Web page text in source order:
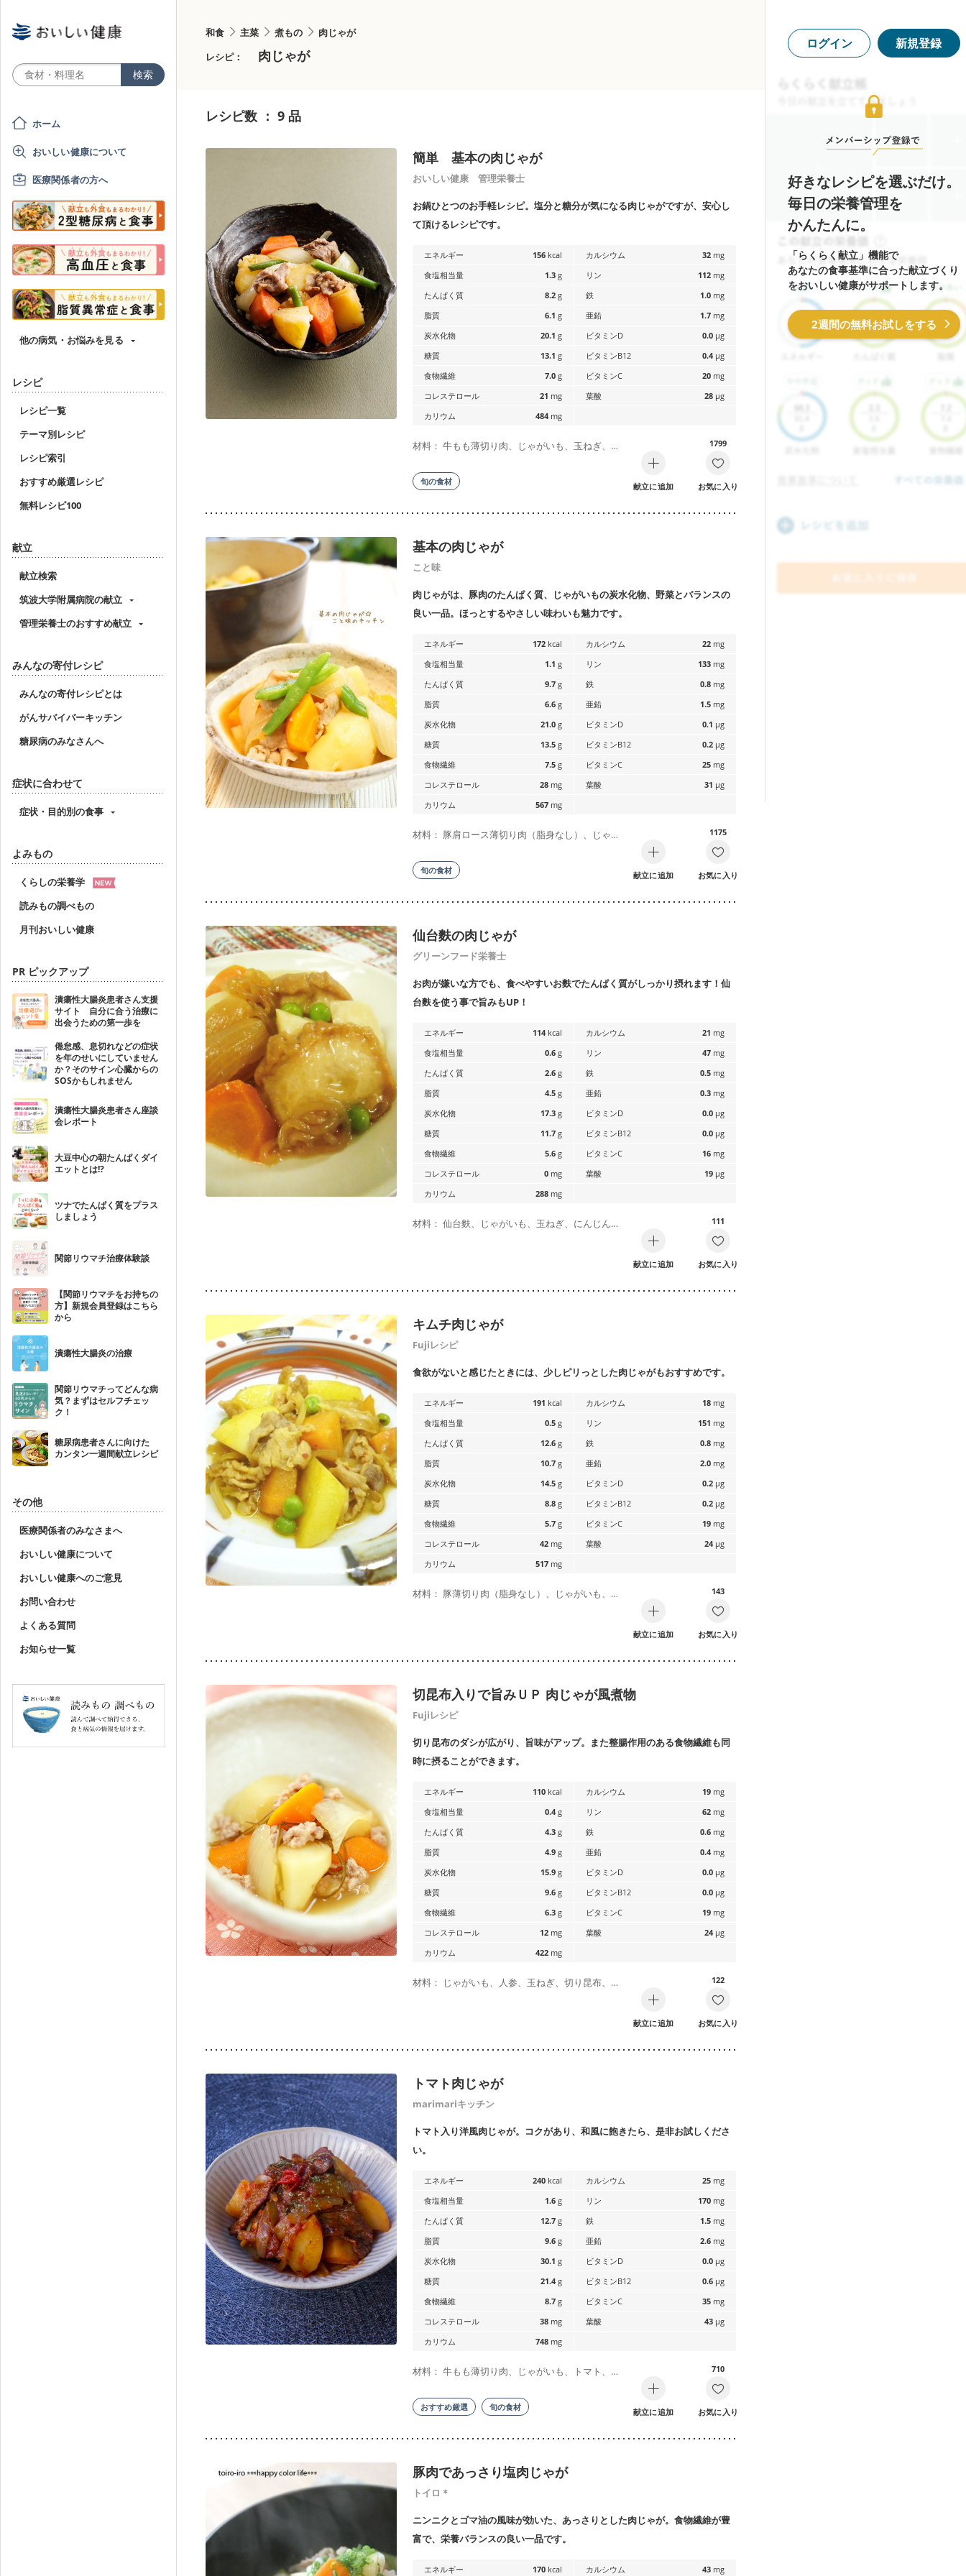
ホーム
おいしい健康について
医療関係者の方へ
他の病気・お悩みを見る
レシピ
レシピ一覧
テーマ別レシピ
レシピ索引
おすすめ厳選レシピ
無料レシピ100
献立
献立検索
筑波大学附属病院の献立
管理栄養士のおすすめ献立
みんなの寄付レシピ
みんなの寄付レシピとは
がんサバイバーキッチン
糖尿病のみなさんへ
症状に合わせて
症状・目的別の食事
よみもの
くらしの栄養学
読みもの調べもの
月刊おいしい健康
PR ピックアップ
潰瘍性大腸炎患者さん支援
サイト 自分に合う治療に
出会うための第一歩を
倦怠感、息切れなどの症状
を年のせいにしていません
か？そのサイン心臓からの
SOSかもしれません
潰瘍性大腸炎患者さん座談
会レポート
大豆中心の朝たんぱくダイ
エットとは!?
ツナでたんぱく質をプラス
しましょう
関節リウマチ治療体験談
【関節リウマチをお持ちの
方】新規会員登録はこちら
から
潰瘍性大腸炎の治療
関節リウマチってどんな病
気？まずはセルフチェッ
ク！
糖尿病患者さんに向けた
カンタン一週間献立レシピ
その他
医療関係者のみなさまへ
おいしい健康について
おいしい健康へのご意見
お問い合わせ
よくある質問
お知らせ一覧
和食 主菜 煮もの
肉じゃが
レシピ：
肉じゃが
レシピ数 ： 9 品
簡単 基本の肉じゃが
おいしい健康 管理栄養士
お鍋ひとつのお手軽レシピ。塩分と糖分が気になる肉じゃがですが、安心し
て頂けるレシピです。
エネルギー 156 kcal
食塩相当量
1.3 g
たんぱく質
8.2 g
脂質
6.1 g
炭水化物
20.1 g
糖質
13.1 g
食物繊維
7.0 g
コレステロール
21 mg
カリウム
484 mg
カルシウム 32 mg
リン
112 mg
鉄
1.0 mg
亜鉛
1.7 mg
ビタミンD
0.0 µg
ビタミンB12
0.4 µg
ビタミンC
20 mg
葉酸
28 µg
材料： 牛もも薄切り肉、じゃがいも、玉ねぎ、…
旬の食材 献立に追加
1799
お気に入り
基本の肉じゃが
こと味
肉じゃがは、豚肉のたんぱく質、じゃがいもの炭水化物、野菜とバランスの
良い一品。ほっとするやさしい味わいも魅力です。
エネルギー 172 kcal
食塩相当量
1.1 g
たんぱく質
9.7 g
脂質
6.6 g
炭水化物
21.0 g
糖質
13.5 g
食物繊維
7.5 g
コレステロール
28 mg
カリウム
567 mg
カルシウム 22 mg
リン
133 mg
鉄
0.8 mg
亜鉛
1.5 mg
ビタミンD
0.1 µg
ビタミンB12
0.2 µg
ビタミンC
25 mg
葉酸
31 µg
材料： 豚肩ロース薄切り肉（脂身なし）、じゃ…
旬の食材 献立に追加
1175
お気に入り
仙台麩の肉じゃが
グリーンフード栄養士
お肉が嫌いな方でも、食べやすいお麩でたんぱく質がしっかり摂れます！仙
台麩を使う事で旨みもUP！
エネルギー 114 kcal
食塩相当量
0.6 g
たんぱく質
2.6 g
脂質
4.5 g
炭水化物
17.3 g
糖質
11.7 g
食物繊維
5.6 g
コレステロール
0 mg
カリウム
288 mg
カルシウム 21 mg
リン
47 mg
鉄
0.5 mg
亜鉛
0.3 mg
ビタミンD
0.0 µg
ビタミンB12
0.0 µg
ビタミンC
16 mg
葉酸
19 µg
材料： 仙台麩、じゃがいも、玉ねぎ、にんじん…
献立に追加
111
お気に入り
キムチ肉じゃが
Fujiレシピ
食欲がないと感じたときには、少しピリっとした肉じゃがもおすすめです。
エネルギー 191 kcal
食塩相当量
0.5 g
たんぱく質
12.6 g
脂質
10.7 g
炭水化物
14.5 g
糖質
8.8 g
食物繊維
5.7 g
コレステロール
42 mg
カリウム
517 mg
カルシウム 18 mg
リン
151 mg
鉄
0.8 mg
亜鉛
2.0 mg
ビタミンD
0.2 µg
ビタミンB12
0.2 µg
ビタミンC
19 mg
葉酸
24 µg
材料： 豚薄切り肉（脂身なし）、じゃがいも、…
献立に追加
143
お気に入り
切昆布入りで旨みＵＰ 肉じゃが風煮物
Fujiレシピ
切り昆布のダシが広がり、旨味がアップ。また整腸作用のある食物繊維も同
時に摂ることができます。
エネルギー 110 kcal
食塩相当量
0.4 g
たんぱく質
4.3 g
脂質
4.9 g
炭水化物
15.9 g
糖質
9.6 g
食物繊維
6.3 g
コレステロール
12 mg
カリウム
422 mg
カルシウム 19 mg
リン
62 mg
鉄
0.6 mg
亜鉛
0.4 mg
ビタミンD
0.0 µg
ビタミンB12
0.0 µg
ビタミンC
19 mg
葉酸
24 µg
材料： じゃがいも、人参、玉ねぎ、切り昆布、…
献立に追加
122
お気に入り
トマト肉じゃが
marimariキッチン
トマト入り洋風肉じゃが。コクがあり、和風に飽きたら、是非お試しくださ
い。
エネルギー 240 kcal
食塩相当量
1.6 g
たんぱく質
12.7 g
脂質
9.6 g
炭水化物
30.1 g
糖質
21.4 g
食物繊維
8.7 g
コレステロール
38 mg
カリウム
748 mg
カルシウム 25 mg
リン
170 mg
鉄
1.5 mg
亜鉛
2.6 mg
ビタミンD
0.0 µg
ビタミンB12
0.6 µg
ビタミンC
35 mg
葉酸
43 µg
材料： 牛もも薄切り肉、じゃがいも、トマト、…
おすすめ厳選 旬の食材 献立に追加
710
お気に入り
豚肉であっさり塩肉じゃが
トイロ＊
ニンニクとゴマ油の風味が効いた、あっさりとした肉じゃが。食物繊維が豊
富で、栄養バランスの良い一品です。
エネルギー 170 kcal カルシウム 43 mg
ログイン 新規登録
好きなレシピを選ぶだけ。
毎日の栄養管理を
かんたんに。
「らくらく献立」機能で
あなたの食事基準に合った献立づくり
をおいしい健康がサポートします。
2週間の無料お試しをする